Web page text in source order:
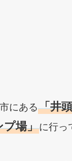
にある「井
プ場」に行っ